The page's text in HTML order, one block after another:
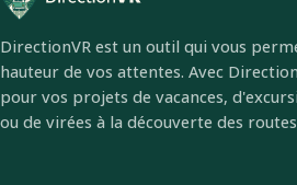
DirectionVR est un outil qui vous
hauteur de vos attentes. Avec
pour vos projets de vacances,
ou de virées à la découverte des